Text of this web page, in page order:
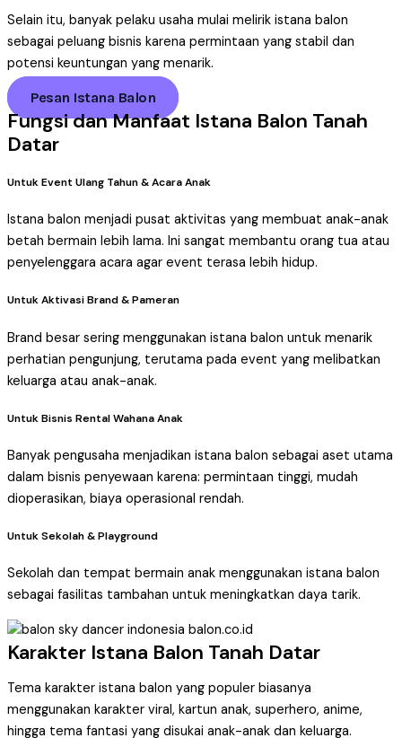
Selain itu, banyak pelaku usaha mulai melirik istana balon
sebagai peluang bisnis karena permintaan yang stabil dan
potensi keuntungan yang menarik.
Pesan Istana Balon
Fungsi dan Manfaat Istana Balon Tanah
Datar
Untuk Event Ulang Tahun & Acara Anak
Istana balon menjadi pusat aktivitas yang membuat anak-anak
betah bermain lebih lama. Ini sangat membantu orang tua atau
penyelenggara acara agar event terasa lebih hidup.
Untuk Aktivasi Brand & Pameran
Brand besar sering menggunakan istana balon untuk menarik
perhatian pengunjung, terutama pada event yang melibatkan
keluarga atau anak-anak.
Untuk Bisnis Rental Wahana Anak
Banyak pengusaha menjadikan istana balon sebagai aset utama
dalam bisnis penyewaan karena: permintaan tinggi, mudah
dioperasikan, biaya operasional rendah.
Untuk Sekolah & Playground
Sekolah dan tempat bermain anak menggunakan istana balon
sebagai fasilitas tambahan untuk meningkatkan daya tarik.
Karakter Istana Balon Tanah Datar
Tema karakter istana balon yang populer biasanya
menggunakan karakter viral, kartun anak, superhero, anime,
hingga tema fantasi yang disukai anak-anak dan keluarga.